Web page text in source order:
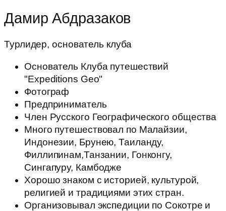
Дамир Абдразаков
Турлидер, основатель клуба
Основатель Клуба путешествий
"Expeditions Geo"
Фотограф
Предприниматель
Член Русского Географического общества
Много путешествовал по Малайзии,
Индонезии, Брунею, Таиланду,
Филлипинам,Танзании, Гонконгу,
Сингапуру, Камбодже
Хорошо знаком с историей, культурой,
религией и традициями этих стран.
Организовывал экспедиции по Сокотре и